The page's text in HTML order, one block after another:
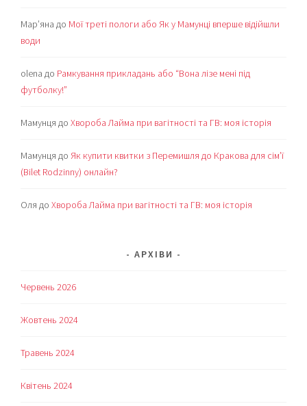
Мар’яна до Мої треті пологи або Як у Мамунці вперше відійшли
води
olena до Рамкування прикладань або “Вона лізе мені під
футболку!”
Мамунця доХвороба Лайма при вагітності та ГВ: моя історія
Мамунця до Як купити квитки з Перемишля до Кракова для сім’ї
(Bilet Rodzinny) онлайн?
Оля доХвороба Лайма при вагітності та ГВ: моя історія
АРХІВИ
Червень 2026
Жовтень 2024
Травень 2024
Квітень 2024